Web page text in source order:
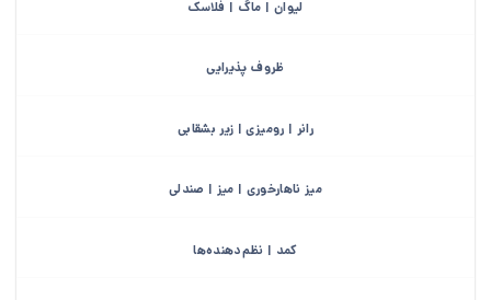
لیوان | ماگ | فلاسک
ظروف پذیرایی
رانر | رومیزی | زیر بشقابی
میز ناهارخوری | میز | صندلی
کمد | نظم‌دهنده‌ها